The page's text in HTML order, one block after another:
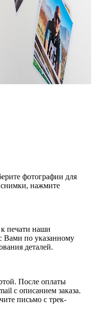
фотографии для
снимки, нажмите
к печати наши
Вами по указанному
деталей.
После оплаты
с описанием заказа.
письмо с трек-